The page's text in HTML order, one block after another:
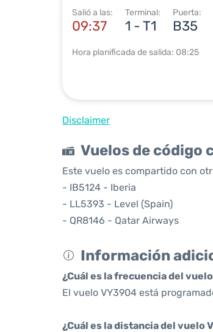
Salió a las:
09:37
Terminal:
1 - T1
Puerta:
B35
Hora planificada de salida: 08:25
Disclaimer
Vuelos de código
Este vuelo es compartido con
- IB5124 - Iberia
- LL5393 - Level (Spain)
- QR8146 - Qatar Airways
Información
¿Cuál es la frecuencia del
El vuelo VY3904 está
¿Cuál es la distancia del vuelo